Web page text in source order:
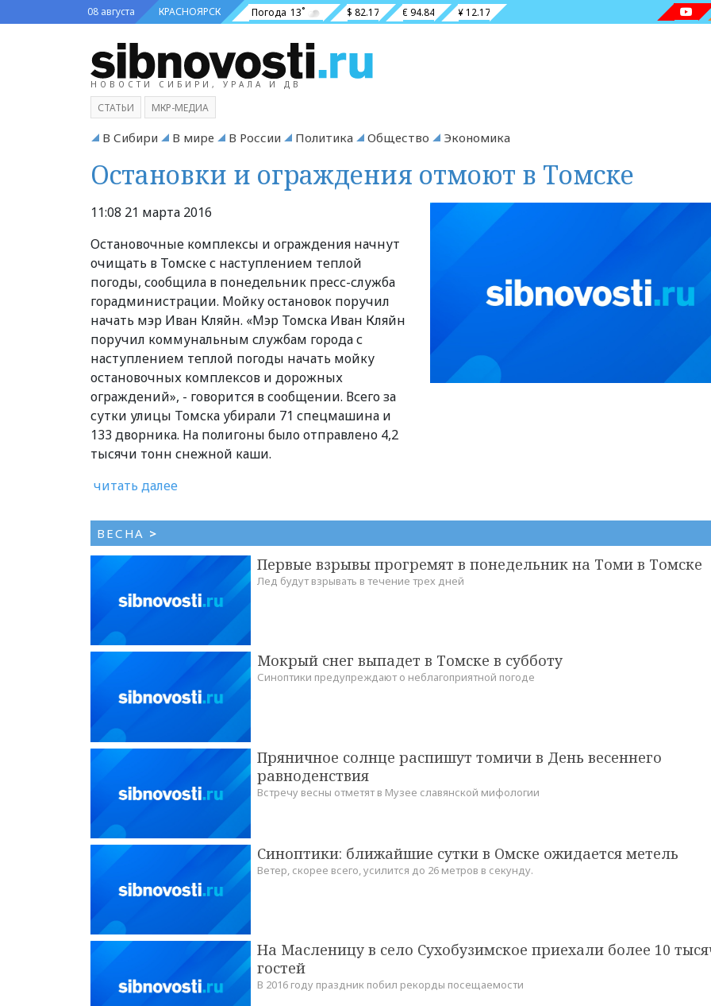
08 августа КРАСНОЯРСК Погода 13˚ $ 82.17 € 94.84 ¥ 12.17
НОВОСТИ СИБИРИ, УРАЛА И ДВ
СТАТЬИ МКР-МЕДИА
В Сибири В мире В России Политика Общество Экономика
Остановки и ограждения отмоют в Томске
11:08 21 марта 2016
Остановочные комплексы и ограждения начнут
очищать в Томске с наступлением теплой
погоды, сообщила в понедельник пресс-служба
горадминистрации. Мойку остановок поручил
начать мэр Иван Кляйн. «Мэр Томска Иван Кляйн
поручил коммунальным службам города с
наступлением теплой погоды начать мойку
остановочных комплексов и дорожных
ограждений», - говорится в сообщении. Всего за
сутки улицы Томска убирали 71 спецмашина и
133 дворника. На полигоны было отправлено 4,2
тысячи тонн снежной каши.
читать далее
ВЕСНА >
Первые взрывы прогремят в понедельник на Томи в Томске
Лед будут взрывать в течение трех дней
Мокрый снег выпадет в Томске в субботу
Синоптики предупреждают о неблагоприятной погоде
Пряничное солнце распишут томичи в День весеннего
равноденствия
Встречу весны отметят в Музее славянской мифологии
Синоптики: ближайшие сутки в Омске ожидается метель
Ветер, скорее всего, усилится до 26 метров в секунду.
На Масленицу в село Сухобузимское приехали более 10
гостей
В 2016 году праздник побил рекорды посещаемости